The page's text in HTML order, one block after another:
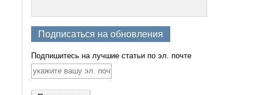
Подписаться на обновления
Подпишитесь на лучшие статьи по эл. почте